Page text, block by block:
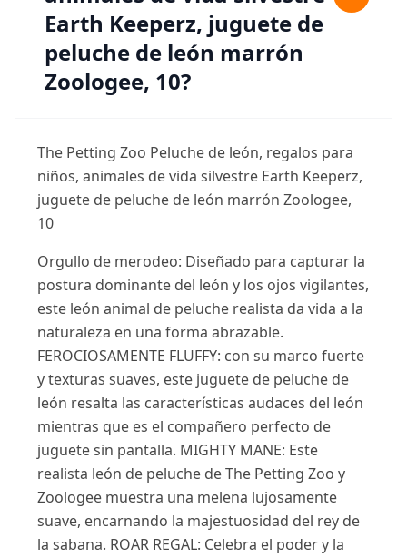
Earth Keeperz, juguete de
peluche de león marrón
Zoologee, 10?
The Petting Zoo Peluche de león, regalos para
niños, animales de vida silvestre Earth Keeperz,
juguete de peluche de león marrón Zoologee,
10
Orgullo de merodeo: Diseñado para capturar la
postura dominante del león y los ojos vigilantes,
este león animal de peluche realista da vida a la
naturaleza en una forma abrazable.
FEROCIOSAMENTE FLUFFY: con su marco fuerte
y texturas suaves, este juguete de peluche de
león resalta las características audaces del león
mientras que es el compañero perfecto de
juguete sin pantalla. MIGHTY MANE: Este
realista león de peluche de The Petting Zoo y
Zoologee muestra una melena lujosamente
suave, encarnando la majestuosidad del rey de
la sabana. ROAR REGAL: Celebra el poder y la